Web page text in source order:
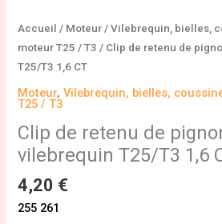
Accueil / Moteur /Vilebrequin, bielles,
moteur T25 / T3 / Clip de retenu de
T25/T3 1,6 CT
Moteur,Vilebrequin, bielles,
T25 / T3
Clip de retenu de
vilebrequin T25/T3 1,6
4,20 €
255 261